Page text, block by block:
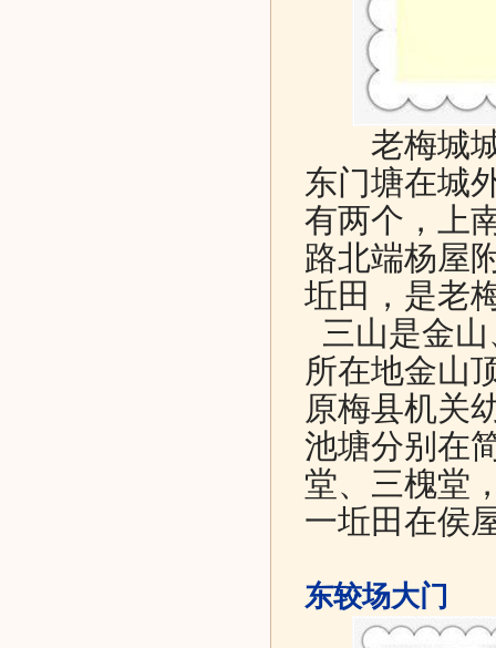
老梅城城
东门塘在城
有两个，上
路北端杨屋
坵田，是老
三山是金
所在地金山
原梅县机关
池塘分别在
堂、三槐堂
一坵田在侯
东较场大门